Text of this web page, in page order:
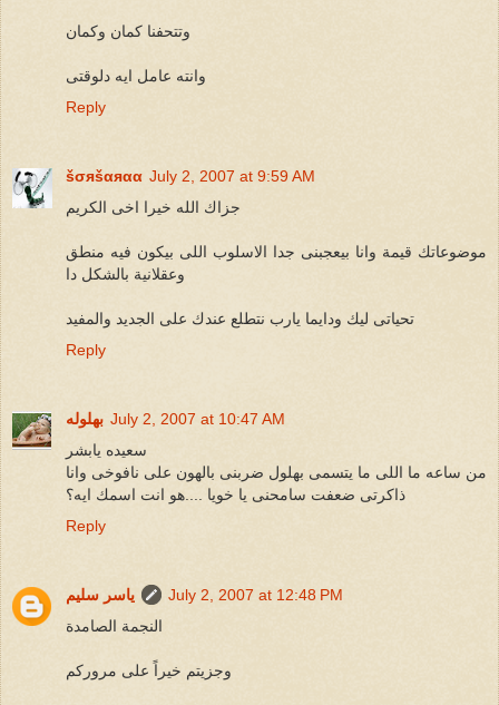
وتتحفنا كمان وكمان
وانته عامل ايه دلوقتى
Reply
šσяšαяαα July 2, 2007 at 9:59 AM
جزاك الله خيرا اخى الكريم
موضوعاتك قيمة وانا بيعجبنى جدا الاسلوب اللى بيكون فيه منطق
وعقلانية بالشكل دا
تحياتى ليك ودايما يارب نتطلع عندك على الجديد والمفيد
Reply
بهلوله July 2, 2007 at 10:47 AM
سعيده يابشر
من ساعه ما اللى ما يتسمى بهلول ضربنى بالهون على نافوخى وانا
ذاكرتى ضعفت سامحنى يا خويا ....هو انت اسمك ايه؟
Reply
ياسر سليم
July 2, 2007 at 12:48 PM
النجمة الصامدة
وجزيتم خيراً على مروركم